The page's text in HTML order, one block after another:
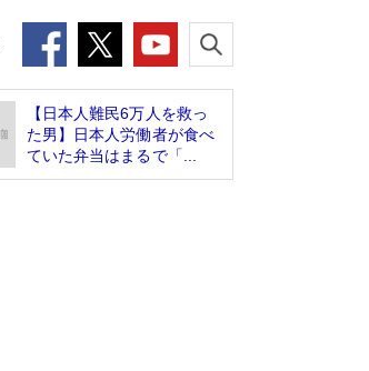
【日本人難民6万人を救っ
た男】日本人労働者が食べ
ていた弁当はまるで「...